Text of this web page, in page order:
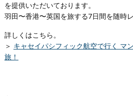
を提供いただいております。
羽田〜香港〜英国を旅する7日間を随時
詳しくはこちら。
＞ キャセイパシフィック航空で行く マ
旅！